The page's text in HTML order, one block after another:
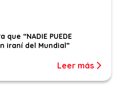
“NADIE PUEDE
iraní del Mundial”
Leer más